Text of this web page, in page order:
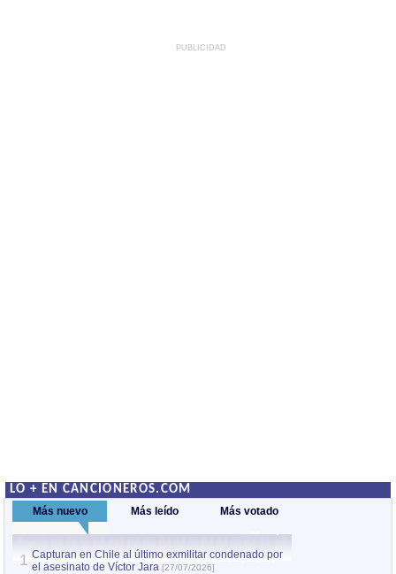
PUBLICIDAD
LO + EN CANCIONEROS.COM
Más nuevo Más leído Más votado
1 Capturan en Chile al último exmilitar condenado por
el asesinato de Víctor Jara [27/07/2026]